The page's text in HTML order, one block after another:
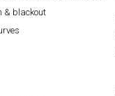
& blackout